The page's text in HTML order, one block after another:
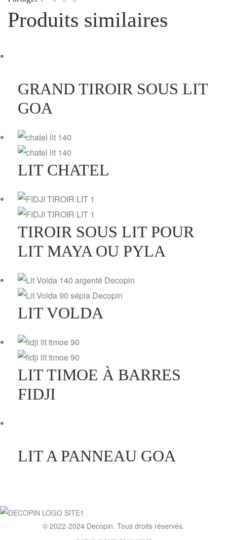
Produits similaires
GRAND TIROIR SOUS LIT
GOA
LIT CHATEL
TIROIR SOUS LIT POUR
LIT MAYA OU PYLA
LIT VOLDA
LIT TIMOE À BARRES
FIDJI
LIT A PANNEAU GOA
© 2022-2024 Decopin. Tous droits réservés.